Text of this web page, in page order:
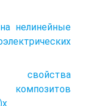
нелинейные
композитов